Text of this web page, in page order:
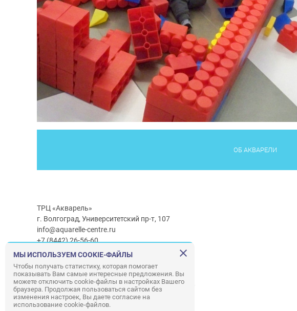
ОБ АКВАРЕЛИ
ТРЦ «Акварель»
г. Волгоград, Университетский пр-т, 107
info@aquarelle-centre.ru
+7 (8442) 26-56-60
Часы работы ТРЦ: с 10:00 до 22:00
Часы работы г/м Ашан:с 08:00 до 23:00
Часы работыг/мЛемана ПРО:с 08:00 до 22:00
Правила посещения ТРЦ «Акварель»
МЫ ИСПОЛЬЗУЕМ COOKIE-ФАЙЛЫ
Чтобы получать статистику, которая помогает
показывать Вам самые интересные предложения. Вы
можете отключить cookie-файлы в настройках Вашего
браузера. Продолжая пользоваться сайтом без
изменения настроек, Вы даете согласие на
использование cookie-файлов.